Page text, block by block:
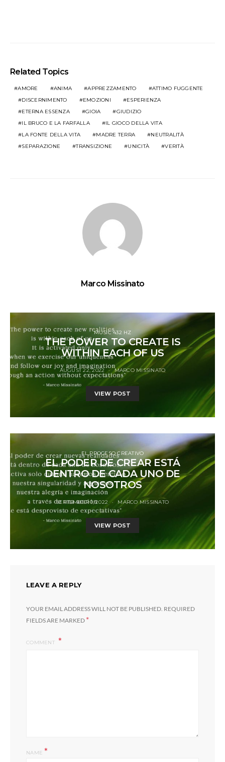
Related Topics
AMORE ANIMA APPREZZAMENTO
ATTIMO FUGGENTE
DISCERNIMENTO
EMOZIONI
ESPERIENZA
ETERNA ESSENZA
GIOIA
GIUDIZIO
IL BRUCO E LA FARFALLA
IL GIOCO DELLA VITA
LA FONTE DELLA VITA
MADRE TERRA
NEUTRALITÀ
SEPARAZIONE
TRANSIZIONE UNICITÀ VERITÀ
Marco Missinato
MUSIC 432 HZ
THE POWER TO CREATE IS
WITHIN EACH OF US
AUGUST 22, 2022 MARCO MISSINATO
VIEW POST
EL PROCESO CREATIVO
EL PODER DE CREAR ESTÁ
DENTRO DE CADA UNO DE
NOSOTROS
SEPTEMBER 1, 2022 MARCO MISSINATO
VIEW POST
LEAVE A REPLY
YOUR EMAIL ADDRESS WILL NOT BE PUBLISHED. REQUIRED
FIELDS ARE MARKED *
COMMENT
NAME*